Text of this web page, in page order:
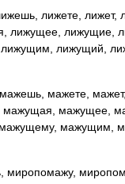
лижете, лижет,
лижущее, лижущие,
лижущий,
мажете,
мажущая, мажущее,
мажущим,
миропомажу,